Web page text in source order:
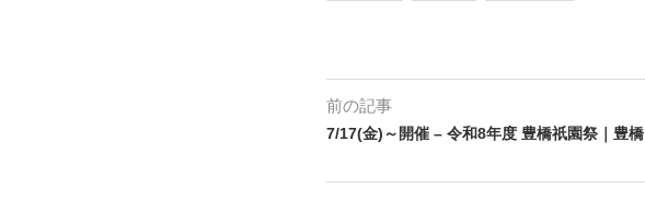
前の記事
7/17(金)～開催 – 令和8年度 豊橋祇園祭｜豊橋